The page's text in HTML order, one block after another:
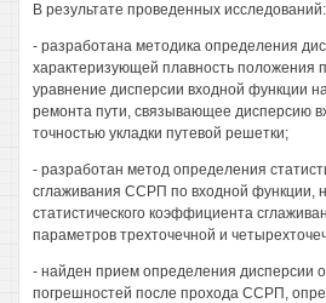
В результате проведенных исследований:
- разработана методика определения
характеризующей плавность положения
уравнение дисперсии входной функции
ремонта пути, связывающее дисперсию
точностью укладки путевой решетки;
- разработан метод определения
сглаживания ССРП по входной функции,
статистического коэффициента
параметров трехточечной и
- найден прием определения дисперсии
погрешностей после прохода ССРП,